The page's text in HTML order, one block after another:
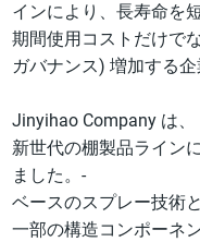
インにより、長寿命を
期間使用コストだけで
ガバナンス) 増加する企
Jinyihao Company は、
新世代の棚製品ライン
ました。-
ベースのスプレー技術
一部の構造コンポーネ